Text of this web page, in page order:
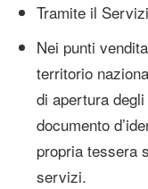
Tramite il
Nei punti
territorio
di apertura
documento
propria tessera
servizi.